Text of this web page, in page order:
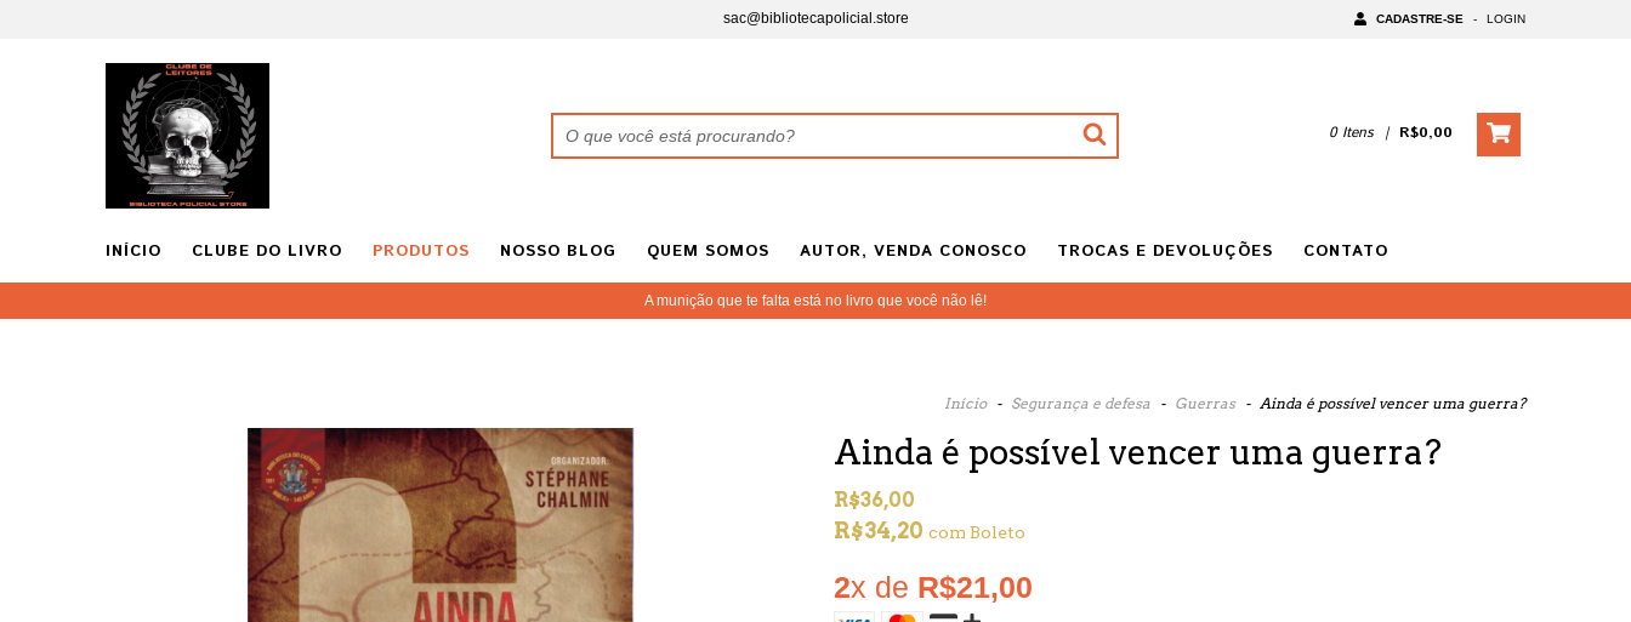
sac@bibliotecapolicial.store CADASTRE-SE - LOGIN
0 Itens | R$0,00
INÍCIO CLUBE DO LIVRO PRODUTOS NOSSO BLOG QUEM SOMOS AUTOR, VENDA CONOSCO TROCAS E DEVOLUÇÕES CONTATO
A munição que te falta está no livro que você não lê!
Início - Segurança e defesa - Guerras - Ainda é possível vencer uma guerra?
Ainda é possível vencer uma guerra?
R$36,00
R$34,20 com Boleto
2x de R$21,00